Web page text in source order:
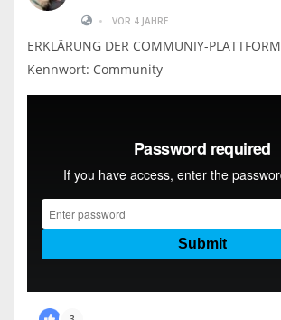
• VOR 4 JAHRE
ERKLÄRUNG DER COMMUNIY-PLATTFORM
Kennwort: Community